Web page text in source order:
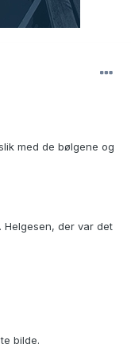
med de bølgene og
Helgesen, der var det
bilde.